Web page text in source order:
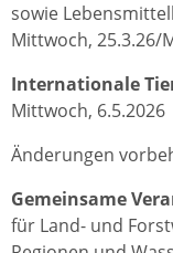
sowie
Mittwoch, 25.3.26/
Internationale
Mittwoch, 6.5.2026
Änderungen
Gemeinsame
für Land- und